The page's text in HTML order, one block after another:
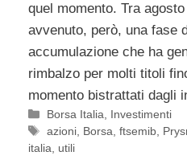
quel momento. Tra
avvenuto, però, una fase
accumulazione che ha
rimbalzo per molti titoli
momento bistrattati dagli
Categorie
Borsa Italia
Investimenti
Tag
azioni Borsa ,ftsemib
italia
utili